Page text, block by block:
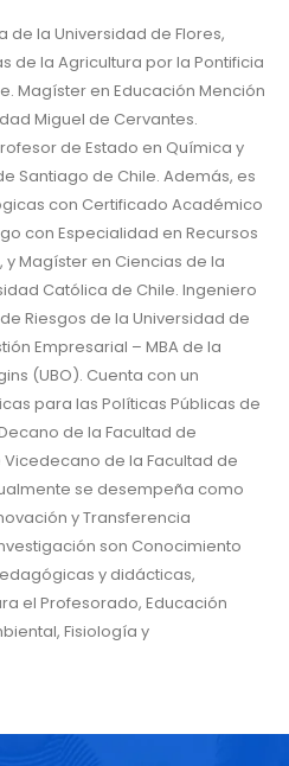
la Universidad de Flores,
de la Agricultura por la Pontificia
Magíster en Educación Mención
Miguel de Cervantes.
de Estado en Química y
Santiago de Chile. Además, es
con Certificado Académico
con Especialidad en Recursos
Magíster en Ciencias de la
Católica de Chile. Ingeniero
Riesgos de la Universidad de
Empresarial – MBA de la
(UBO). Cuenta con un
para las Políticas Públicas de
de la Facultad de
de la Facultad de
se desempeña como
y Transferencia
son Conocimiento
y didácticas,
el Profesorado, Educación
Fisiología y